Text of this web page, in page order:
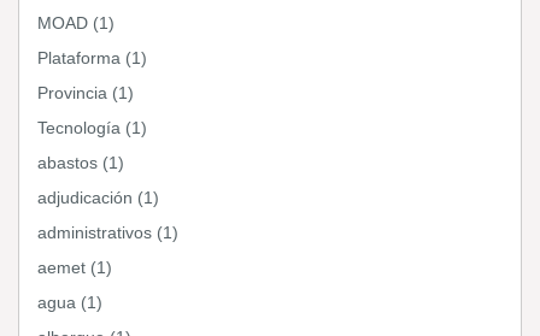
MOAD (1)
Plataforma (1)
Provincia (1)
Tecnología (1)
abastos (1)
adjudicación (1)
administrativos (1)
aemet (1)
agua (1)